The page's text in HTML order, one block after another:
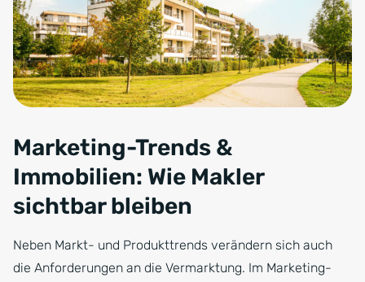
Marketing-Trends &
Immobilien: Wie Makler
sichtbar bleiben
Neben Markt- und Produkttrends verändern sich auch
die Anforderungen an die Vermarktung. Im Marketing-